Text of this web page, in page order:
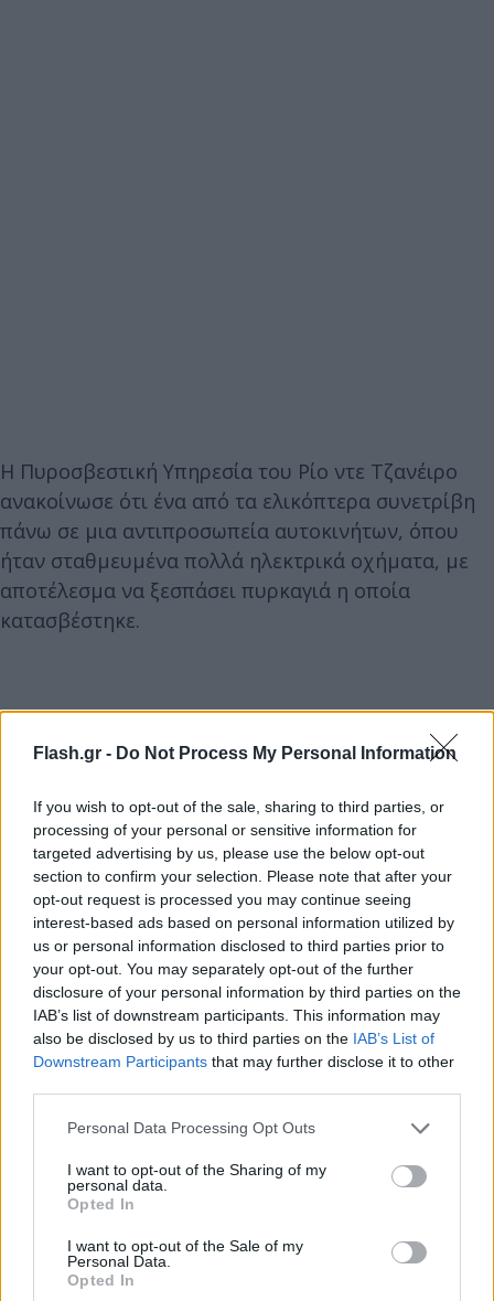
Flash.gr - Do Not Process My Personal Information
If you wish to opt-out of the sale, sharing to third parties, or
processing of your personal or sensitive information for
targeted advertising by us, please use the below opt-out
section to confirm your selection. Please note that after your
opt-out request is processed you may continue seeing
interest-based ads based on personal information utilized by
us or personal information disclosed to third parties prior to
your opt-out. You may separately opt-out of the further
disclosure of your personal information by third parties on the
IAB’s list of downstream participants. This information may
also be disclosed by us to third parties on the IAB’s List of
Downstream Participants that may further disclose it to other
Please note that this website/app uses one or more Google
not limited to your visit or usage behaviour. You may click to
grant or deny consent to Google and its third-party tags to
use your data for below specified purposes in below Google
consent section.
Personal Data Processing Opt Outs
I want to opt-out of the Sharing of my
personal data.
Opted In
I want to opt-out of the Sale of my
Personal Data.
Opted In
Η Πυροσβεστική Υπηρεσία του Ρίο ντε Τζανέιρο
ανακοίνωσε ότι ένα από τα ελικόπτερα συνετρίβη
πάνω σε μια αντιπροσωπεία αυτοκινήτων, όπου
ήταν σταθμευμένα πολλά ηλεκτρικά οχήματα, με
αποτέλεσμα να ξεσπάσει πυρκαγιά η οποία
κατασβέστηκε.